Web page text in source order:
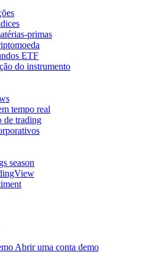
primas
ETF
do instrumento
tempo real
de trading
season
Abrir uma conta demo